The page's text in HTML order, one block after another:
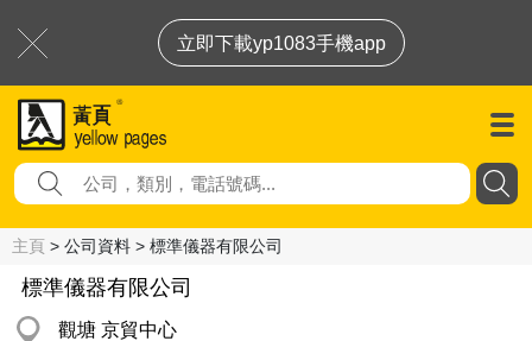
立即下載yp1083手機app
主頁 > 公司資料 > 標準儀器有限公司
標準儀器有限公司
觀塘 京貿中心